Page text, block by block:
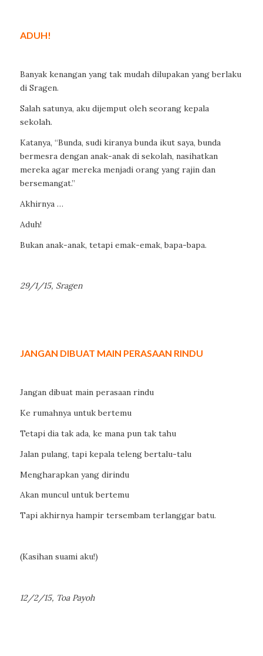
ADUH!
Banyak kenangan yang tak mudah dilupakan yang berlaku
di Sragen.
Salah satunya, aku dijemput oleh seorang kepala
sekolah.
Katanya, “Bunda, sudi kiranya bunda ikut saya, bunda
bermesra dengan anak-anak di sekolah, nasihatkan
mereka agar mereka menjadi orang yang rajin dan
bersemangat.”
Akhirnya …
Aduh!
Bukan anak-anak, tetapi emak-emak, bapa-bapa.
29/1/15, Sragen
JANGAN DIBUAT MAIN PERASAAN RINDU
Jangan dibuat main perasaan rindu
Ke rumahnya untuk bertemu
Tetapi dia tak ada, ke mana pun tak tahu
Jalan pulang, tapi kepala teleng bertalu-talu
Mengharapkan yang dirindu
Akan muncul untuk bertemu
Tapi akhirnya hampir tersembam terlanggar batu.
(Kasihan suami aku!)
12/2/15, Toa Payoh